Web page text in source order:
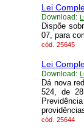
Lei
Download:
Dispõe
07, para
cód. 25645
Lei
Download:
Dá nova
524, de
cód. 25644